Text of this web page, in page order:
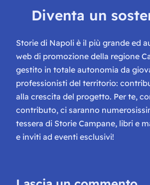
Diventa un
Storie di Napoli è il più grande ed
web di promozione della regione
gestito in totale autonomia da
professionisti del territorio:
alla crescita del progetto. Per te,
contributo, ci saranno
tessera di Storie Campane, libri e
e inviti ad eventi esclusivi!